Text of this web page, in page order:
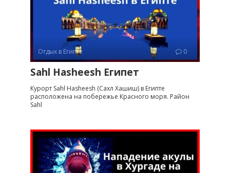
Отдых в Египте 0
Sahl Hasheesh Египет
Курорт Sahl Hasheesh (Сахл Хашиш) в Египте
расположена на побережье Красного моря. Район
Sahl